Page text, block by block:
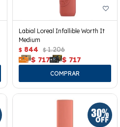
Labial Loreal Infallible Worth It
Medium
$ 844 $ 1.206
$ 717 $ 717